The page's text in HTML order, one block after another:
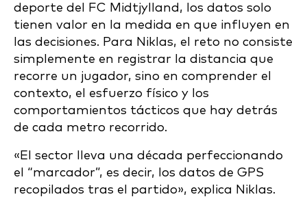
deporte del FC Midtjylland, los datos solo
tienen valor en la medida en que influyen en
las decisiones. Para Niklas, el reto no consiste
simplemente en registrar la distancia que
recorre un jugador, sino en comprender el
contexto, el esfuerzo físico y los
comportamientos tácticos que hay detrás
de cada metro recorrido.
«El sector lleva una década perfeccionando
el “marcador”, es decir, los datos de GPS
recopilados tras el partido», explica Niklas.